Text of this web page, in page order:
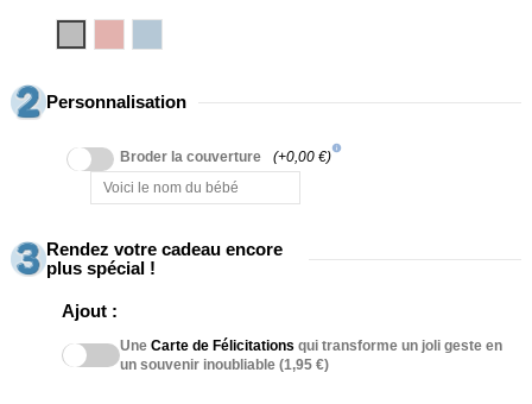
Personnalisation
Broder la couverture (+0,00 €)
info
Rendez votre cadeau encore
plus spécial !
Ajout :
Une Carte de Félicitations qui transforme un joli geste en
un souvenir inoubliable (1,95 €)